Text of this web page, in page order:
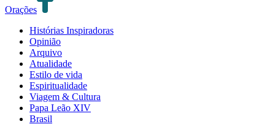
Orações
Histórias Inspiradoras
Opinião
Arquivo
Atualidade
Estilo de vida
Espiritualidade
Viagem & Cultura
Papa Leão XIV
Brasil